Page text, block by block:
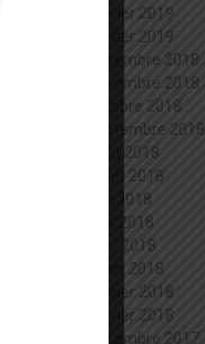
février 2019
janvier 2019
décembre 2018
novembre 2018
octobre 2018
septembre 2018
août 2018
juillet 2018
juin 2018
mai 2018
avril 2018
mars 2018
février 2018
janvier 2018
décembre 2017